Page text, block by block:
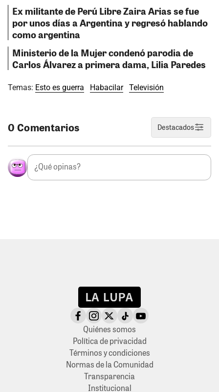
Ex militante de Perú Libre Zaira Arias se fue
por unos días a Argentina y regresó hablando
como argentina
Ministerio de la Mujer condenó parodia de
Carlos Álvarez a primera dama, Lilia Paredes
Temas: Esto es guerra Habacilar Televisión
0 Comentarios Destacados
Quiénes somos
Política de privacidad
Términos y condiciones
Normas de la Comunidad
Transparencia
Institucional